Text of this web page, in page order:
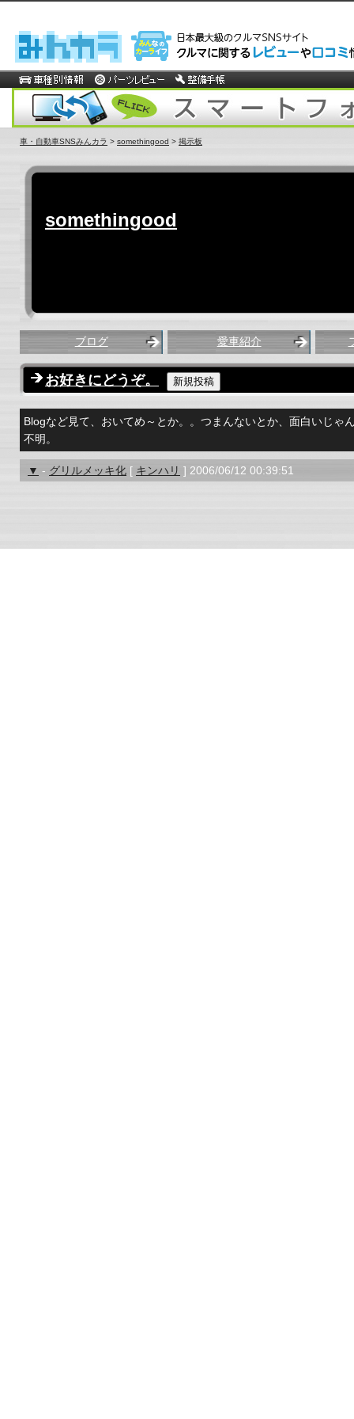
車・自動車SNSみんカラ > somethingood > 掲示板
somethingood
ブログ 愛車紹介
お好きにどうぞ。
Blogなど見て、おいてめ～とか。。つまんないとか、面白いじ
不明。
▼ - グリルメッキ化 [ キンハリ ] 2006/06/12 00:39:51